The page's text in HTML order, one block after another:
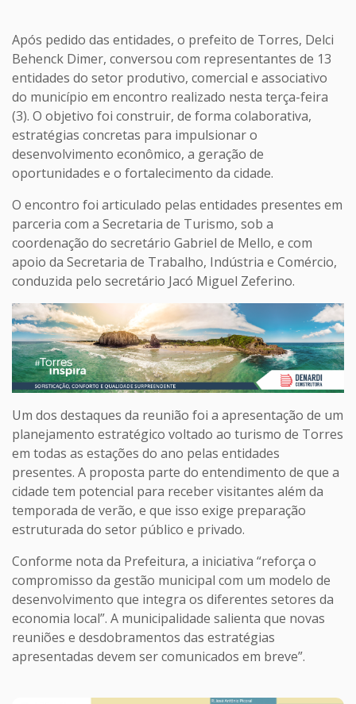
Após pedido das entidades, o prefeito de Torres, Delci
Behenck Dimer, conversou com representantes de 13
entidades do setor produtivo, comercial e associativo
do município em encontro realizado nesta terça-feira
(3). O objetivo foi construir, de forma colaborativa,
estratégias concretas para impulsionar o
desenvolvimento econômico, a geração de
oportunidades e o fortalecimento da cidade.
O encontro foi articulado pelas entidades presentes em
parceria com a Secretaria de Turismo, sob a
coordenação do secretário Gabriel de Mello, e com
apoio da Secretaria de Trabalho, Indústria e Comércio,
conduzida pelo secretário Jacó Miguel Zeferino.
Um dos destaques da reunião foi a apresentação de um
planejamento estratégico voltado ao turismo de Torres
em todas as estações do ano pelas entidades
presentes. A proposta parte do entendimento de que a
cidade tem potencial para receber visitantes além da
temporada de verão, e que isso exige preparação
estruturada do setor público e privado.
Conforme nota da Prefeitura, a iniciativa “reforça o
compromisso da gestão municipal com um modelo de
desenvolvimento que integra os diferentes setores da
economia local”. A municipalidade salienta que novas
reuniões e desdobramentos das estratégias
apresentadas devem ser comunicados em breve”.